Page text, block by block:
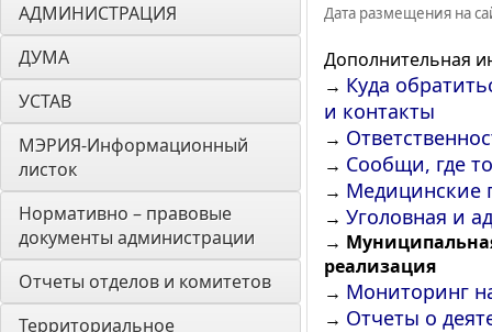
АДМИНИСТРАЦИЯ
ДУМА
УСТАВ
МЭРИЯ-Информационный
листок
Нормативно – правовые
документы администрации
Отчеты отделов и комитетов
Территориальное
Дата размещения на
Дополнительная
→ Куда
и контакты
→
→ Сообщи, где
→ Медицинские
→ Уголовная и
→
реализация
→ Мониторинг
→ Отчеты о